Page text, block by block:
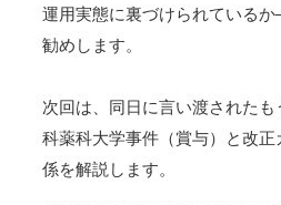
運用実態に裏づけられている
勧めします。
次回は、同日に言い渡された
科薬科大学事件（賞与）と改
係を解説します。